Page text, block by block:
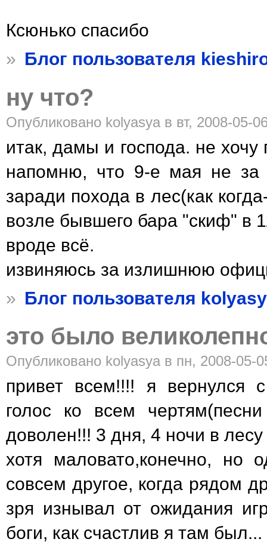
Ксюнько спасибо
» Блог пользователя
ну что?
Опубликовано kolyasya в вт, 2008-05-
итак, дамы и господа. не хочу
напомню, что 9-е мая не за
заради похода в лес(как
возле бывшего бара "скиф" в
вроде всё.
извиняюсь за излишнюю
» Блог пользователя
это было
Опубликовано kolyasya в пн, 2008-05-
привет всем!!!! я вернулся
голос ко всем
доволен!!! 3 дня, 4 ночи в
хотя маловато,конечно, но
совсем другое, когда рядом
зря изнывал от ожидания
боги, как счастлив я там был...